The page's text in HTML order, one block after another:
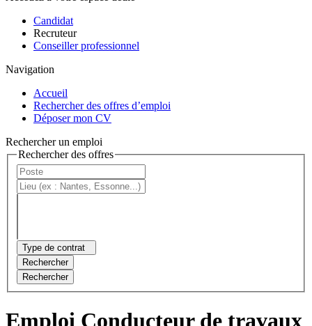
Candidat
Recruteur
Conseiller professionnel
Navigation
Accueil
Rechercher des offres d’emploi
Déposer mon CV
Rechercher un emploi
Rechercher des offres
Type de contrat
Rechercher
Rechercher
Emploi Conducteur de travaux